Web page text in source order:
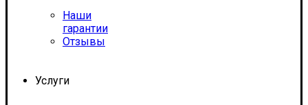
Наши
гарантии
Отзывы
Услуги